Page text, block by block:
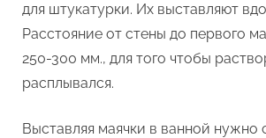
для штукатурки. Их выставляют
Расстояние от стены до первого
250-300 мм., для того чтобы
расплывался.
Выставляя маячки в ванной нужно